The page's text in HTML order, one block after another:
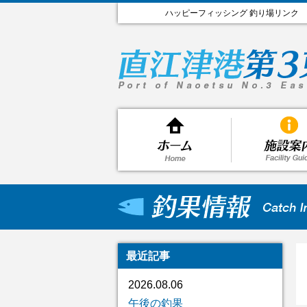
ハッピーフィッシング 釣り場リンク
最近記事
2026.08.06
午後の釣果